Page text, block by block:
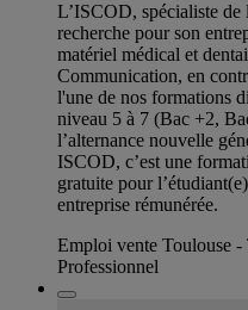
L’ISCOD, spécialiste
recherche pour son
matériel médical et
Communication, en
l'une de nos formations
niveau 5 à 7 (Bac +2,
l’alternance nouvelle
ISCOD, c’est une
gratuite pour
entreprise rémunérée.
Emploi vente Toulouse -
Professionnel